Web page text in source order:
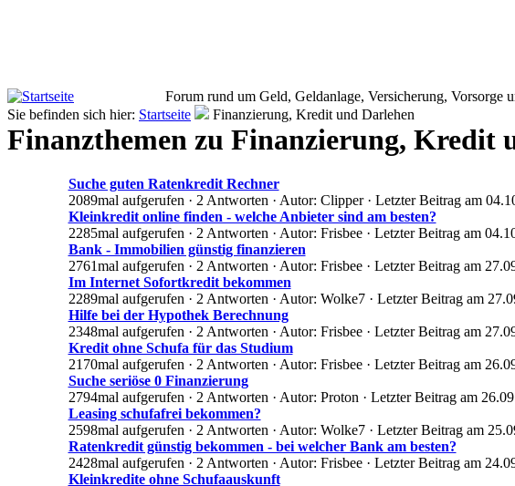
Forum rund um Geld, Geldanlage, Versicherung, Vorsorge
Sie befinden sich hier: Startseite Finanzierung, Kredit und Darlehen
Finanzthemen zu Finanzierung, Kredit
Suche guten Ratenkredit Rechner
2089mal aufgerufen · 2 Antworten · Autor: Clipper · Letzter Beitrag am
Kleinkredit online finden - welche Anbieter sind am besten?
2285mal aufgerufen · 2 Antworten · Autor: Frisbee · Letzter Beitrag am
Bank - Immobilien günstig finanzieren
2761mal aufgerufen · 2 Antworten · Autor: Frisbee · Letzter Beitrag am
Im Internet Sofortkredit bekommen
2289mal aufgerufen · 2 Antworten · Autor: Wolke7 · Letzter Beitrag am
Hilfe bei der Hypothek Berechnung
2348mal aufgerufen · 2 Antworten · Autor: Frisbee · Letzter Beitrag am
Kredit ohne Schufa für das Studium
2170mal aufgerufen · 2 Antworten · Autor: Frisbee · Letzter Beitrag am
Suche seriöse 0 Finanzierung
2794mal aufgerufen · 2 Antworten · Autor: Proton · Letzter Beitrag am
Leasing schufafrei bekommen?
2598mal aufgerufen · 2 Antworten · Autor: Wolke7 · Letzter Beitrag am
Ratenkredit günstig bekommen - bei welcher Bank am besten?
2428mal aufgerufen · 2 Antworten · Autor: Frisbee · Letzter Beitrag am
Kleinkredite ohne Schufaauskunft